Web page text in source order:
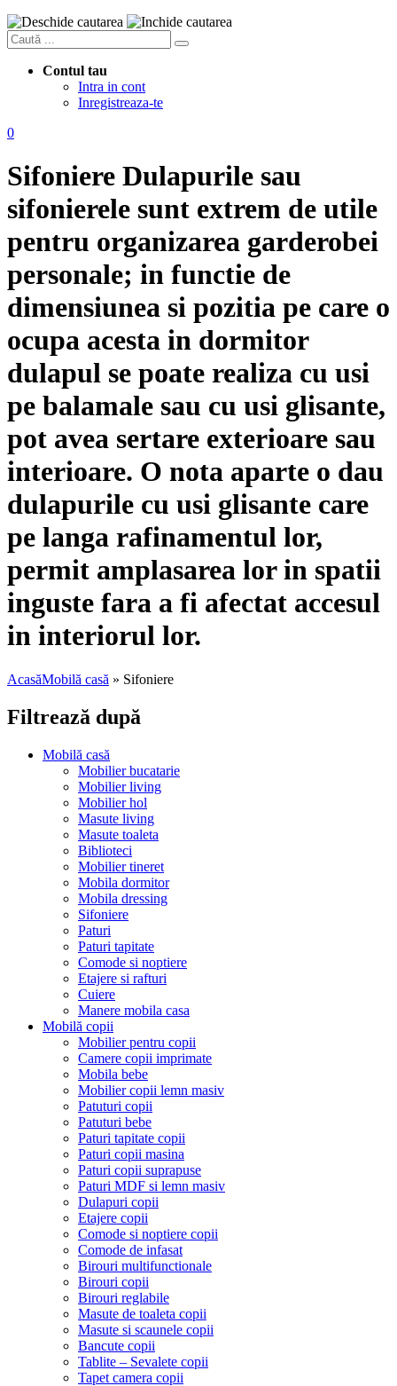
Contul tau
Intra in cont
Inregistreaza-te
0
Sifoniere Dulapurile sau
sifonierele sunt extrem de utile
pentru organizarea garderobei
personale; in functie de
dimensiunea si pozitia pe care o
ocupa acesta in dormitor
dulapul se poate realiza cu usi
pe balamale sau cu usi glisante,
pot avea sertare exterioare sau
interioare. O nota aparte o dau
dulapurile cu usi glisante care
pe langa rafinamentul lor,
permit amplasarea lor in spatii
inguste fara a fi afectat accesul
in interiorul lor.
AcasăMobilă casă » Sifoniere
Filtrează după
Mobilă casă
Mobilier bucatarie
Mobilier living
Mobilier hol
Masute living
Masute toaleta
Biblioteci
Mobilier tineret
Mobila dormitor
Mobila dressing
Sifoniere
Paturi
Paturi tapitate
Comode si noptiere
Etajere si rafturi
Cuiere
Manere mobila casa
Mobilă copii
Mobilier pentru copii
Camere copii imprimate
Mobila bebe
Mobilier copii lemn masiv
Patuturi copii
Patuturi bebe
Paturi tapitate copii
Paturi copii masina
Paturi copii suprapuse
Paturi MDF si lemn masiv
Dulapuri copii
Etajere copii
Comode si noptiere copii
Comode de infasat
Birouri multifunctionale
Birouri copii
Birouri reglabile
Masute de toaleta copii
Masute si scaunele copii
Bancute copii
Tablite – Sevalete copii
Tapet camera copii